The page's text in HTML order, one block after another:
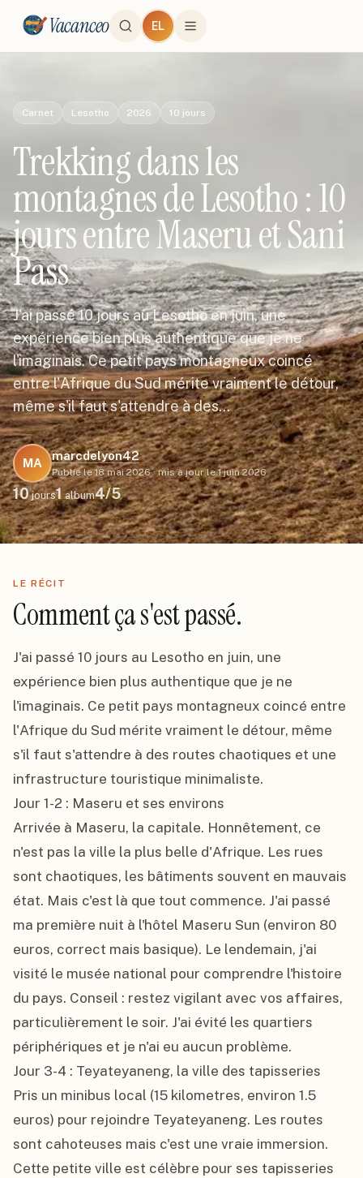
Vacanceo EL
Carnet Lesotho 2026 10 jours
Trekking dans les
montagnes de Lesotho : 10
jours entre Maseru et Sani
Pass
J'ai passé 10 jours au Lesotho en juin, une
expérience bien plus authentique que je ne
l'imaginais. Ce petit pays montagneux coincé
entre l'Afrique du Sud mérite vraiment le détour,
même s'il faut s'attendre à des…
MA
marcdelyon42
Publié le 18 mai 2026·mis à jour le 1 juin 2026
10jours1 album4/5
LE RÉCIT
Comment ça s'est passé.
J'ai passé 10 jours au Lesotho en juin, une
expérience bien plus authentique que je ne
l'imaginais. Ce petit pays montagneux coincé entre
l'Afrique du Sud mérite vraiment le détour, même
s'il faut s'attendre à des routes chaotiques et une
infrastructure touristique minimaliste.
Jour 1-2 : Maseru et ses environs
Arrivée à Maseru, la capitale. Honnêtement, ce
n'est pas la ville la plus belle d'Afrique. Les rues
sont chaotiques, les bâtiments souvent en mauvais
état. Mais c'est là que tout commence. J'ai passé
ma première nuit à l'hôtel Maseru Sun (environ 80
euros, correct mais basique). Le lendemain, j'ai
visité le musée national pour comprendre l'histoire
du pays. Conseil : restez vigilant avec vos affaires,
particulièrement le soir. J'ai évité les quartiers
périphériques et je n'ai eu aucun problème.
Jour 3-4 : Teyateyaneng, la ville des tapisseries
Pris un minibus local (15 kilometres, environ 1.5
euros) pour rejoindre Teyateyaneng. Les routes
sont cahoteuses mais c'est une vraie immersion.
Cette petite ville est célèbre pour ses tapisseries